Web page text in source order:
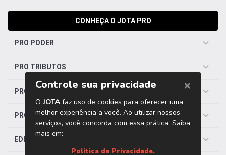
CONHEÇA O JOTA PRO
PRO PODER
PRO TRIBUTOS
PRO TRABALHISTA
PRO SAÚDE
EDITORIAS